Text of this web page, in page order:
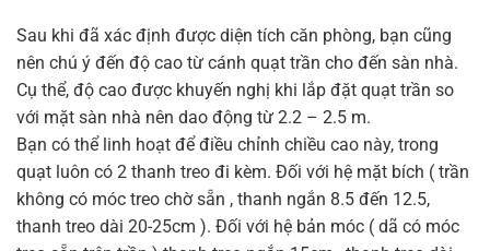
Sau khi đã xác định được diện tích căn phòng, bạn cũng
nên chú ý đến độ cao từ cánh quạt trần cho đến sàn nhà.
Cụ thể, độ cao được khuyến nghị khi lắp đặt quạt trần so
với mặt sàn nhà nên dao động từ 2.2 – 2.5 m.
Bạn có thể linh hoạt để điều chỉnh chiều cao này, trong
quạt luôn có 2 thanh treo đi kèm. Đối với hệ mặt bích ( trần
không có móc treo chờ sẵn , thanh ngắn 8.5 đến 12.5,
thanh treo dài 20-25cm ). Đối với hệ bản móc ( dã có móc